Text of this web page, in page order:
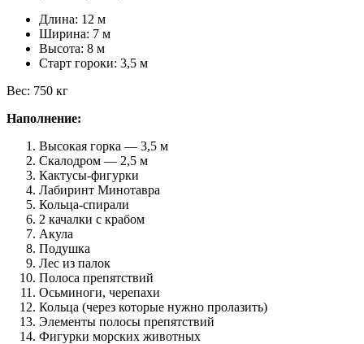
Длина: 12 м
Ширина: 7 м
Высота: 8 м
Старт гороки: 3,5 м
Вес: 750 кг
Наполнение:
Высокая горка — 3,5 м
Скалодром — 2,5 м
Кактусы-фигурки
Лабиринт Минотавра
Кольца-спирали
2 качалки с крабом
Акула
Подушка
Лес из палок
Полоса препятствий
Осьминоги, черепахи
Кольца (через которые нужно пролазить)
Элементы полосы препятствий
Фигурки морских животных